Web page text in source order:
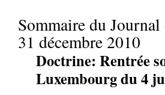
Sommaire du
31 décembre 2010
Doctrine: Rentrée
Luxembourg du 4